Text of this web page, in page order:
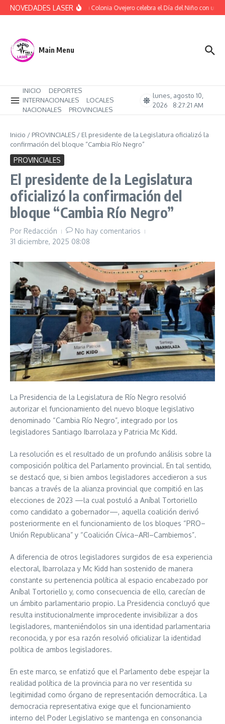
Saltar al contenido
NOVEDADES LASER(Audio) Colonia Ovejero celebra el Día del Niño con una
Main Menu
INICIO
DEPORTES
INTERNACIONALES
LOCALES
NACIONALES
PROVINCIALES
lunes, agosto 10,
2026
8:27:21 AM
Inicio / PROVINCIALES / El presidente de la Legislatura oficializó la
confirmación del bloque “Cambia Río Negro”
PROVINCIALES
El presidente de la Legislatura
oficializó la confirmación del
bloque “Cambia Río Negro”
Por Redacción
No hay comentarios
31 diciembre, 2025 08:08
La Presidencia de la Legislatura de Río Negro resolvió
autorizar el funcionamiento del nuevo bloque legislativo
denominado “Cambia Río Negro”, integrado por los
legisladores Santiago Ibarrolaza y Patricia Mc Kidd.
La resolución es el resultado de un profundo análisis sobre la
composición política del Parlamento provincial. En tal sentido,
se destacó que, si bien ambos legisladores accedieron a sus
bancas a través de la alianza provincial que compitió en las
elecciones de 2023 —la cual postuló a Aníbal Tortoriello
como candidato a gobernador—, aquella coalición derivó
posteriormente en el funcionamiento de los bloques “PRO–
Unión Republicana” y “Coalición Cívica–ARI–Cambiemos”.
A diferencia de otros legisladores surgidos de esa experiencia
electoral, Ibarrolaza y Mc Kidd han sostenido de manera
constante su pertenencia política al espacio encabezado por
Aníbal Tortoriello y, como consecuencia de ello, carecían de
un ámbito parlamentario propio. La Presidencia concluyó que
resulta institucionalmente improcedente invisibilizar a dos
legisladores, manteniéndolos sin una identidad parlamentaria
reconocida, y por esa razón resolvió oficializar la identidad
política de ambos legisladores.
En este marco, se enfatizó que el Parlamento debe espejar la
realidad política de la provincia para no ver resentida su
legitimidad como órgano de representación democrática. La
democracia representativa exige que el funcionamiento
interno del Poder Legislativo se mantenga en consonancia